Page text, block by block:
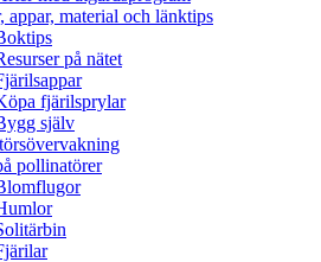
appar, material och länktips
på nätet
fjärilsprylar
själv
pollinatörer